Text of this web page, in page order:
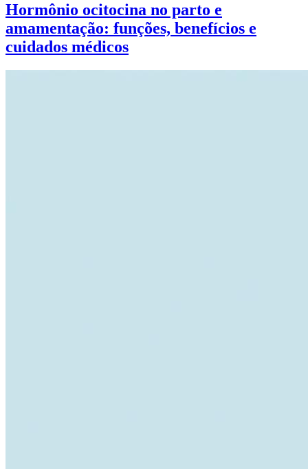
Hormônio ocitocina no parto e
amamentação: funções, benefícios e
cuidados médicos